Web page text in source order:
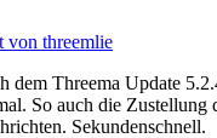
von threemlie
dem Threema Update
So auch die Zustellung
Sekundenschnell.